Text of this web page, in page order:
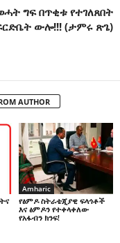
ግፍ በጥቂቱ የተገለጸበት
ውሎ!!! (ታምሩ ጽጌ)
AUTHOR
Amharic
የፅምዶ ስትራቴጂያዊ ፍላጎቶች
እና ፅምዶን የተቀላቀለው
የአፋብን ክንፍ!